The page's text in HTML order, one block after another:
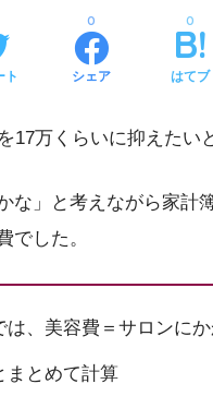
ト シェア
0
はてブ
0
17万くらいに抑えたい
な」と考えながら家
でした。
は、美容費＝サロンに
まとめて計算